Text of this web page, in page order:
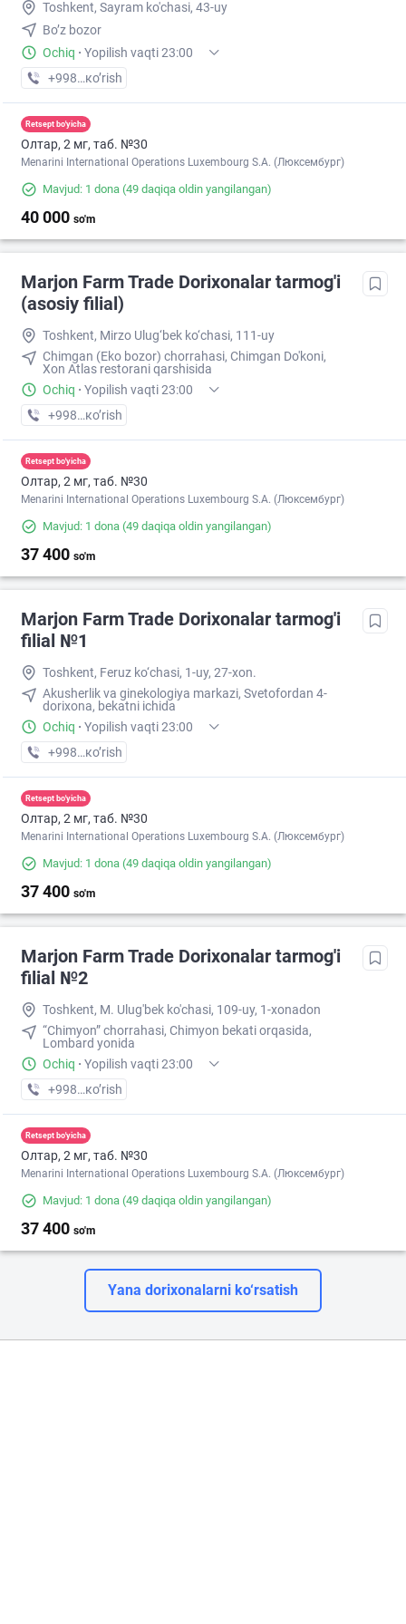
Toshkent, Sayram ko'chasi, 43-uy
Bo’z bozor
Ochiq · Yopilish vaqti 23:00
+998 (55) XXX-XX-XX
кo’rish
Retsept bo'yicha
Олтар, 2 мг, таб. №30
Menarini International Operations Luxembourg S.A. (Люксембург)
Mavjud: 1 dona (49 daqiqa oldin yangilangan)
40 000 so'm
Marjon Farm Trade Dorixonalar tarmog'i
(asosiy filial)
Toshkent, Mirzo Ulug‘bek ko‘chasi, 111-uy
Chimgan (Eko bozor) chorrahasi, Chimgan Do'koni,
Xon Atlas restorani qarshisida
Ochiq · Yopilish vaqti 23:00
+998 (99) XXX-XX-XX
кo’rish
Retsept bo'yicha
Олтар, 2 мг, таб. №30
Menarini International Operations Luxembourg S.A. (Люксембург)
Mavjud: 1 dona (49 daqiqa oldin yangilangan)
37 400 so'm
Marjon Farm Trade Dorixonalar tarmog'i
filial №1
Toshkent, Feruz ko‘chasi, 1-uy, 27-xon.
Akusherlik va ginekologiya markazi, Svetofordan 4-
dorixona, bekatni ichida
Ochiq · Yopilish vaqti 23:00
+998 (77) XXX-XX-XX
кo’rish
Retsept bo'yicha
Олтар, 2 мг, таб. №30
Menarini International Operations Luxembourg S.A. (Люксембург)
Mavjud: 1 dona (49 daqiqa oldin yangilangan)
37 400 so'm
Marjon Farm Trade Dorixonalar tarmog'i
filial №2
Toshkent, M. Ulug'bek ko'chasi, 109-uy, 1-xonadon
“Chimyon” chorrahasi, Chimyon bekati orqasida,
Lombard yonida
Ochiq · Yopilish vaqti 23:00
+998 (71) XXX-XX-XX
кo’rish
Retsept bo'yicha
Олтар, 2 мг, таб. №30
Menarini International Operations Luxembourg S.A. (Люксембург)
Mavjud: 1 dona (49 daqiqa oldin yangilangan)
37 400 so'm
Yana dorixonalarni ko‘rsatish